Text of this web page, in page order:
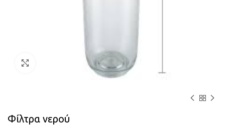
Κάντε κλικ για μεγέθυνση
Φίλτρα νερού